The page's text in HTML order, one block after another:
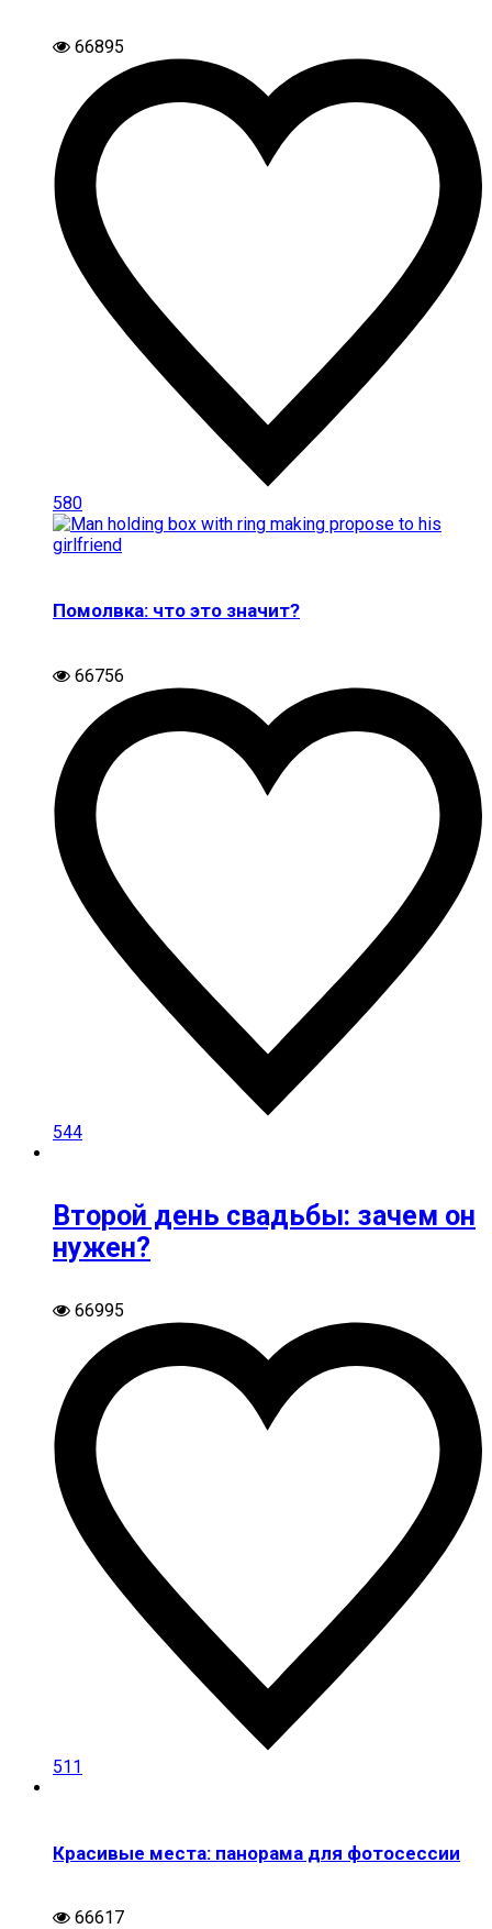
66895
580
Помолвка: что это значит?
66756
544
Второй день свадьбы: зачем он
нужен?
66995
511
Красивые места: панорама для фотосессии
66617